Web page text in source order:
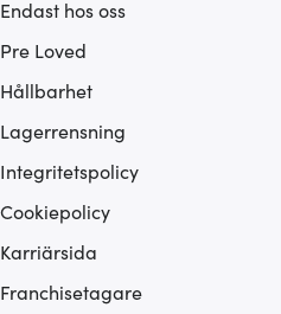
Endast hos oss
Pre Loved
Hållbarhet
Lagerrensning
Integritetspolicy
Cookiepolicy
Karriärsida
Franchisetagare